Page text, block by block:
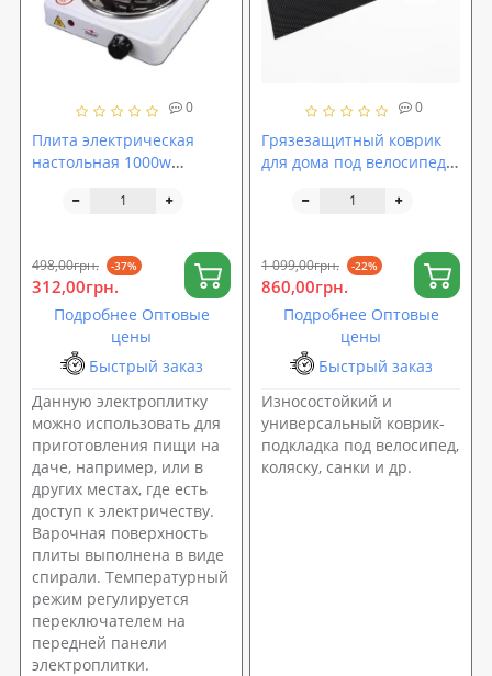
0
Плита электрическая
настольная 1000w
498,00грн. -37%
312,00грн.
Подробнее Оптовые
цены
Быстрый заказ
Данную электроплитку
можно использовать для
приготовления пищи на
даче, например, или в
других местах, где есть
доступ к электричеству.
Варочная поверхность
плиты выполнена в виде
спирали. Температурный
режим регулируется
переключателем на
передней панели
электроплитки.
0
Грязезащитный коврик
для дома под велосипед,
EVA OSPORT (OF-0258)
1 099,00грн. -22%
860,00грн.
Подробнее Оптовые
цены
Быстрый заказ
Износостойкий и
универсальный коврик-
подкладка под велосипед,
коляску, санки и др.